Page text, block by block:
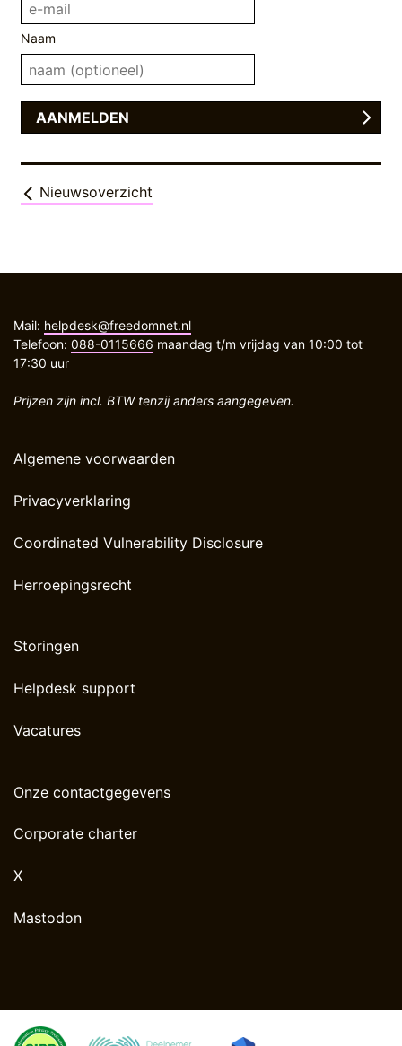
Naam
Nieuwsoverzicht
Mail: helpdesk@freedomnet.nl
Telefoon: 088-0115666 maandag t/m vrijdag van 10:00 tot
17:30 uur
Prijzen zijn incl. BTW tenzij anders aangegeven.
Algemene voorwaarden
Privacyverklaring
Coordinated Vulnerability Disclosure
Herroepingsrecht
Storingen
Helpdesk support
Vacatures
Onze contactgegevens
Corporate charter
X
Mastodon